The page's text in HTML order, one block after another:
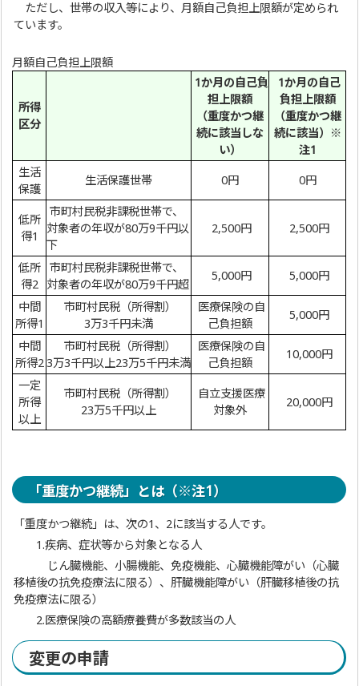
ただし、世帯の収入等により、月額自己負担上限額が定められ
ています。
月額自己負担上限額
所得
区分
1か月の自己負
担上限額
（重度かつ継
続に該当しな
い）
1か月の自己
負担上限額
（重度かつ継
続に該当）※
注1
生活
保護
生活保護世帯 0円 0円
低所
得1
市町村民税非課税世帯で、
対象者の年収が80万9千円以
下
2,500円 2,500円
低所
得2
市町村民税非課税世帯で、
対象者の年収が80万9千円超
5,000円 5,000円
中間
所得1
市町村民税（所得割）
3万3千円未満
医療保険の自
己負担額
5,000円
中間
所得2
市町村民税（所得割）
3万3千円以上23万5千円未満
医療保険の自
己負担額
10,000円
一定
所得
以上
市町村民税（所得割）
23万5千円以上
自立支援医療
対象外
20,000円
「重度かつ継続」とは（※注1）
「重度かつ継続」は、次の1、2に該当する人です。
1.疾病、症状等から対象となる人
じん臓機能、小腸機能、免疫機能、心臓機能障がい（心臓
移植後の抗免疫療法に限る）、肝臓機能障がい（肝臓移植後の抗
免疫療法に限る）
2.医療保険の高額療養費が多数該当の人
変更の申請